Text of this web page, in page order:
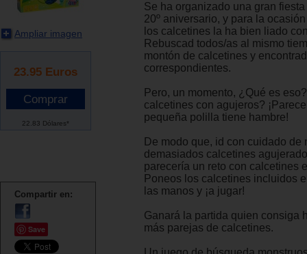
Ampliar imagen
23.95 Euros
22.83 Dólares*
Compartir en:
Save
Se ha organizado una gran
20º aniversario, y para la
los calcetines la ha bien liado
Rebuscad todos/as al mismo
montón de calcetines y
correspondientes.
Pero, un momento, ¿Qué es
calcetines con agujeros?
pequeña polilla tiene hambre!
De modo que, id con cuidado de
demasiados calcetines
parecería un reto con calcetines
Poneos los calcetines incluidos
las manos y ¡a jugar!
Ganará la partida quien consiga
más parejas de calcetines.